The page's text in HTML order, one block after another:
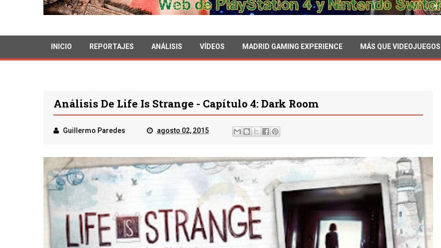
INICIO REPORTAJES ANÁLISIS VÍDEOS MADRID GAMING EXPERIENCE MÁS QUE VIDEOJUEGOS
Análisis De Life Is Strange - Capítulo 4: Dark Room
Guillermo Paredes agosto 02, 2015